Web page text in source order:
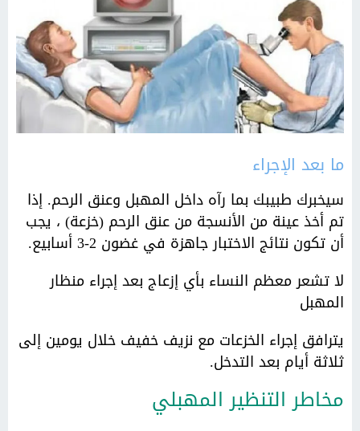
ما بعد الإجراء
سيخبرك طبيبك بما رآه داخل المهبل وعنق الرحم. إذا
تم أخذ عينة من الأنسجة من عنق الرحم (خزعة) ، يجب
أن تكون نتائج الاختبار جاهزة في غضون 2-3 أسابيع.
لا تشعر معظم النساء بأي إزعاج بعد إجراء منظار
المهبل
يترافق إجراء الخزعات مع نزيف خفيف خلال يومين إلى
ثلاثة أيام بعد التدخل.
مخاطر التنظير المهبلي